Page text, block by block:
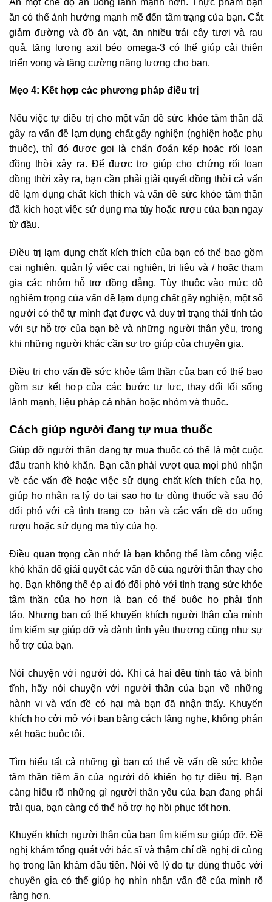
ăn có thể ảnh hưởng mạnh mẽ đến tâm trạng của bạn. Cắt
giảm đường và đồ ăn vặt, ăn nhiều trái cây tươi và rau
quả, tăng lượng axit béo omega-3 có thể giúp cải thiện
triển vọng và tăng cường năng lượng cho bạn.
Mẹo 4: Kết hợp các phương pháp điều trị
Nếu việc tự điều trị cho một vấn đề sức khỏe tâm thần đã
gây ra vấn đề lạm dụng chất gây nghiện (nghiện hoặc phụ
thuộc), thì đó được gọi là chẩn đoán kép hoặc rối loạn
đồng thời xảy ra. Để được trợ giúp cho chứng rối loạn
đồng thời xảy ra, bạn cần phải giải quyết đồng thời cả vấn
đề lạm dụng chất kích thích và vấn đề sức khỏe tâm thần
đã kích hoạt việc sử dụng ma túy hoặc rượu của bạn ngay
từ đầu.
Điều trị lạm dụng chất kích thích của bạn có thể bao gồm
cai nghiện, quản lý việc cai nghiện, trị liệu và / hoặc tham
gia các nhóm hỗ trợ đồng đẳng. Tùy thuộc vào mức độ
nghiêm trọng của vấn đề lạm dụng chất gây nghiện, một số
người có thể tự mình đạt được và duy trì trạng thái tỉnh táo
với sự hỗ trợ của bạn bè và những người thân yêu, trong
khi những người khác cần sự trợ giúp của chuyên gia.
Điều trị cho vấn đề sức khỏe tâm thần của bạn có thể bao
gồm sự kết hợp của các bước tự lực, thay đổi lối sống
lành mạnh, liệu pháp cá nhân hoặc nhóm và thuốc.
Cách giúp người đang tự mua thuốc
Giúp đỡ người thân đang tự mua thuốc có thể là một cuộc
đấu tranh khó khăn. Bạn cần phải vượt qua mọi phủ nhận
về các vấn đề hoặc việc sử dụng chất kích thích của họ,
giúp họ nhận ra lý do tại sao họ tự dùng thuốc và sau đó
đối phó với cả tình trạng cơ bản và các vấn đề do uống
rượu hoặc sử dụng ma túy của họ.
Điều quan trọng cần nhớ là bạn không thể làm công việc
khó khăn để giải quyết các vấn đề của người thân thay cho
họ. Bạn không thể ép ai đó đối phó với tình trạng sức khỏe
tâm thần của họ hơn là bạn có thể buộc họ phải tỉnh
táo. Nhưng bạn có thể khuyến khích người thân của mình
tìm kiếm sự giúp đỡ và dành tình yêu thương cũng như sự
hỗ trợ của bạn.
Nói chuyện với người đó. Khi cả hai đều tỉnh táo và bình
tĩnh, hãy nói chuyện với người thân của bạn về những
hành vi và vấn đề có hại mà bạn đã nhận thấy. Khuyến
khích họ cởi mở với bạn bằng cách lắng nghe, không phán
xét hoặc buộc tội.
Tìm hiểu tất cả những gì bạn có thể về vấn đề sức khỏe
tâm thần tiềm ẩn của người đó khiến họ tự điều trị. Bạn
càng hiểu rõ những gì người thân yêu của bạn đang phải
trải qua, bạn càng có thể hỗ trợ họ hồi phục tốt hơn.
Khuyến khích người thân của bạn tìm kiếm sự giúp đỡ. Đề
nghị khám tổng quát với bác sĩ và thậm chí đề nghị đi cùng
họ trong lần khám đầu tiên. Nói về lý do tự dùng thuốc với
chuyên gia có thể giúp họ nhìn nhận vấn đề của mình rõ
ràng hơn.